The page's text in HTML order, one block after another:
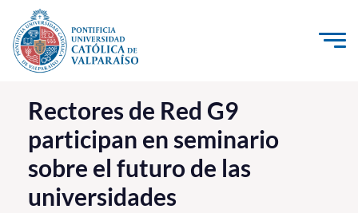
Click acá para ir directamente al contenido
La Universidad
Investigación, Creación e Innovación
PUCV Internacional
Vinculación con el Medio
Rectores de Red G9
participan en seminario
sobre el futuro de las
universidades